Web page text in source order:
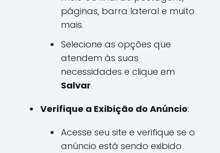
páginas, barra lateral e muito
mais.
Selecione as opções que
atendem às suas
necessidades e clique em
Salvar.
Verifique a Exibição do Anúncio:
Acesse seu site e verifique se o
anúncio está sendo exibido